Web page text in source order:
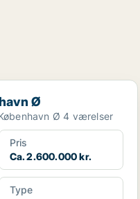
Ø
Andelsbolig til salg på 2100 København Ø 4 værelser
Pris
Ca. 2.600.000 kr.
Type